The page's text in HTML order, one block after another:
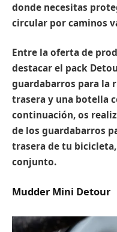
donde necesitas
circular por caminos
Entre la oferta de
destacar el pack
guardabarros para la
trasera y una botella
continuación, os
de los guardabarros
trasera de tu
conjunto.
Mudder Mini Detour